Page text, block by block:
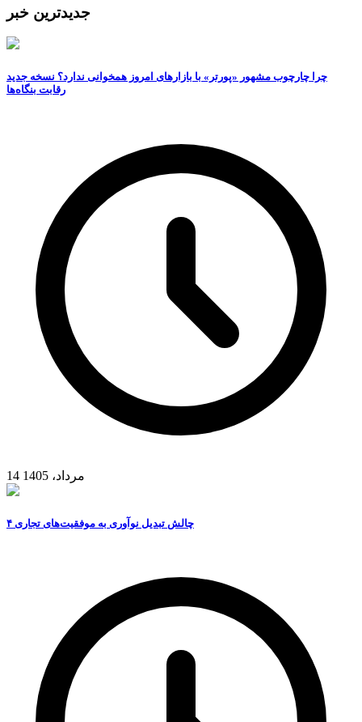
جدیدترین خبر
چرا چارچوب مشهور «پورتر» با بازارهای امروز همخوانی ندارد؟ نسخه جدید
رقابت‌ بنگاه‌ها
14 مرداد، 1405
۴ چالش تبدیل نوآوری به موفقیت‌های تجاری